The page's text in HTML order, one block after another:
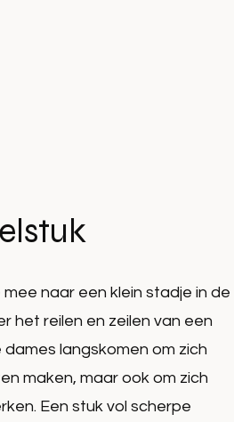
naar een klein stadje in de
het reilen en zeilen van een
langskomen om zich
maken, maar ook om zich
Een stuk vol scherpe